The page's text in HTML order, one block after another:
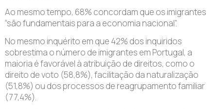
Ao mesmo tempo, 68% concordam que os imigrantes
“são fundamentais para a economia nacional”.
No mesmo inquérito em que 42% dos inquiridos
sobrestima o número de imigrantes em Portugal, a
maioria é favorável à atribuição de direitos, como o
direito de voto (58,8%), facilitação da naturalização
(51,8%) ou dos processos de reagrupamento familiar
(77,4%).